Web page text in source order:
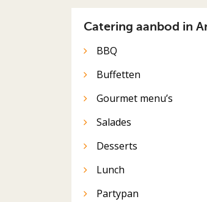
Catering aanbod in
BBQ
Buffetten
Gourmet menu’s
Salades
Desserts
Lunch
Partypan